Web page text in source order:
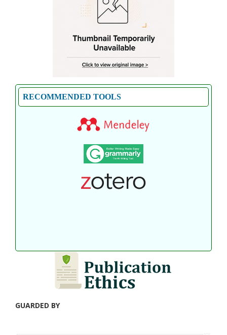
RECOMMENDED TOOLS
GUARDED BY